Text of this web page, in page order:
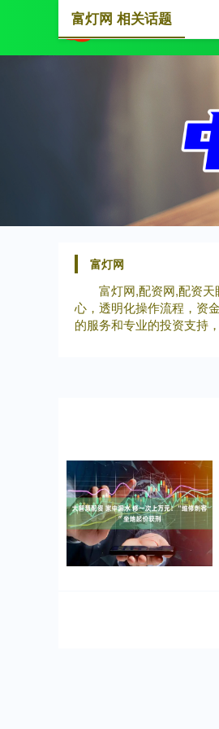
富灯网
富灯网,配资网,配资
心，透明化操作流程，资
的服务和专业的投资支持
富灯网 相关话题